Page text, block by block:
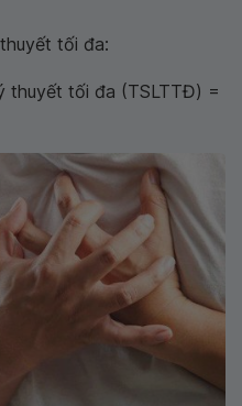
tối đa:
thuyết tối đa (TSLTTĐ) =